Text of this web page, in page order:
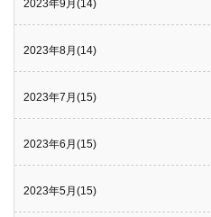
2023年9月(14)
2023年8月(14)
2023年7月(15)
2023年6月(15)
2023年5月(15)